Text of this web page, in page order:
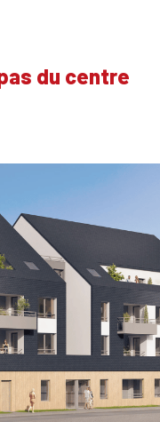
du centre